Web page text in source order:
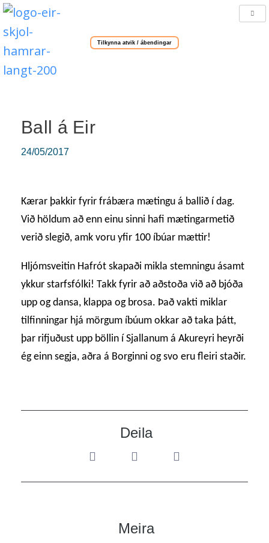
Tilkynna atvik / ábendingar
Ball á Eir
24/05/2017
Kærar þakkir fyrir frábæra mætingu á ballið í dag.
Við höldum að enn einu sinni hafi mætingarmetið
verið slegið, amk voru yfir 100 íbúar mættir!
Hljómsveitin Hafrót skapaði mikla stemningu ásamt
ykkur starfsfólki! Takk fyrir að aðstoða við að bjóða
upp og dansa, klappa og brosa. Það vakti miklar
tilfinningar hjá mörgum íbúum okkar að taka þátt,
þar rifjuðust upp böllin í Sjallanum á Akureyri heyrði
ég einn segja, aðra á Borginni og svo eru fleiri staðir.
Deila
Meira